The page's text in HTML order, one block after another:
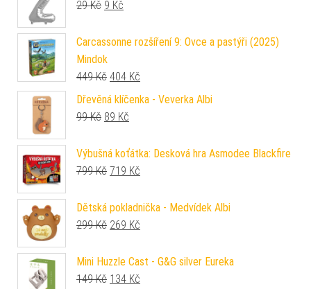
29Kč Původní cena byla: 29 Kč.
9 Kč
Carcassonne rozšíření 9: Ovce a pastýři (2025)
Mindok
449Kč Původní cena byla: 449 Kč.
404 Kč
Dřevěná klíčenka - Veverka Albi
99Kč Původní cena byla: 99 Kč.
89 Kč
Výbušná koťátka: Desková hra Asmodee Blackfire
799Kč Původní cena byla: 799 Kč.
719 Kč
Dětská pokladnička - Medvídek Albi
299Kč Původní cena byla: 299 Kč.
269 Kč
Mini Huzzle Cast - G&G silver Eureka
149Kč Původní cena byla: 149 Kč.
134 Kč